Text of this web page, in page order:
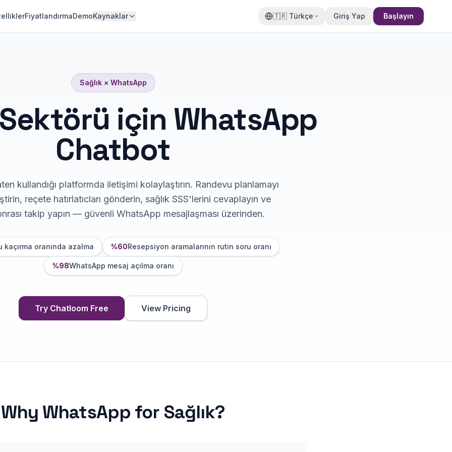
FiyatlandırmaDemoKaynaklar 🇹🇷 Türkçe Giriş Yap Başlayın
Sağlık× WhatsApp
Sektörü için WhatsApp
Chatbot
kullandığı platformda iletişimi kolaylaştırın. Randevu planlamayı
reçete hatırlatıcları gönderin, sağlık SSS'lerini cevaplayın ve
takip yapın — güvenli WhatsApp mesajlaşması üzerinden.
kaçırma oranında azalma %60Resepsiyon aramalarının rutin soru oranı
%98WhatsApp mesaj açılma oranı
Try Chatloom Free View Pricing
Why WhatsApp for Sağlık?